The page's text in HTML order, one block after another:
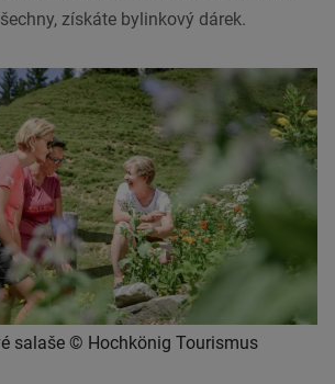
získáte bylinkový dárek.
salaše © Hochkönig Tourismus